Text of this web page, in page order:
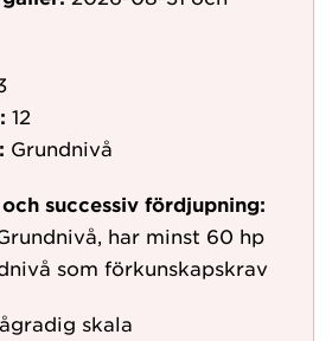
12
Grundnivå
successiv fördjupning:
har minst 60 hp
som förkunskapskrav
skala